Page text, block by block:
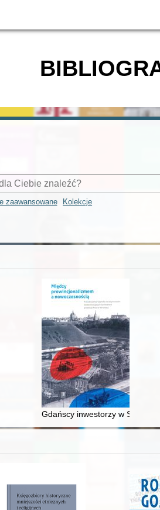
zaawansowane Kolekcje
szlacheckich w XVI-wiecznej
Gdańscy inwestorzy w Sopocie